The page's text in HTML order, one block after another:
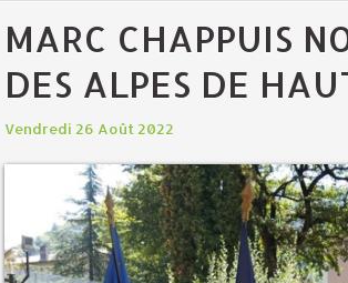
​MARC CHAPPUIS
DES ALPES DE
Vendredi 26 Août 2022